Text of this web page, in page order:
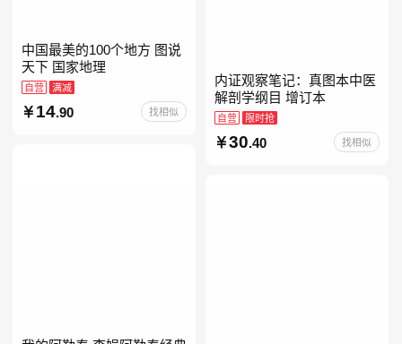
中国最美的100个地方 图说
天下 国家地理
自营 满减
14.90 找相似
内证观察笔记：真图本中医
解剖学纲目 增订本
自营 限时抢
30.40 找相似